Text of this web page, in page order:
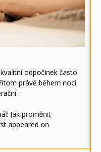
odpočinek často
právě během noci
Jak proměnit
appeared on